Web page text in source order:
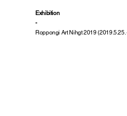
Exhibition
-
Roppongi Art Nihgt 2019 (2019.5.25.